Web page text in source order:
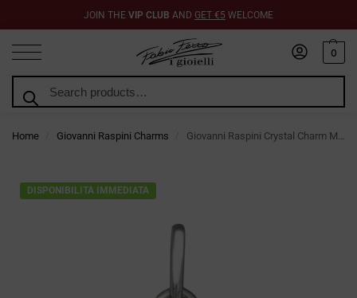
JOIN THE VIP CLUB AND GET €5 WELCOME
0
Home Giovanni Raspini Charms Giovanni Raspini Crystal Charm Mini Wisteria
DISPONIBILITA IMMEDIATA